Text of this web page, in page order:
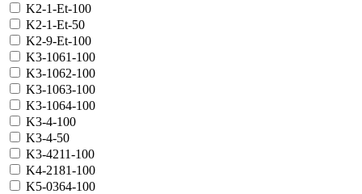
K2-1-Et-100
K2-1-Et-50
K2-9-Et-100
K3-1061-100
K3-1062-100
K3-1063-100
K3-1064-100
K3-4-100
K3-4-50
K3-4211-100
K4-2181-100
K5-0364-100